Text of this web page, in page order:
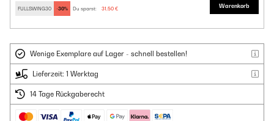
FULLSWING30 -30% Du sparst: 31,50 €
Warenkorb
Wenige Exemplare auf Lager - schnell bestellen!
Lieferzeit: 1 Werktag
14 Tage Rückgaberecht